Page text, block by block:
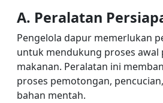
A. Peralatan
Pengelola dapur memerlukan
untuk mendukung proses awal
makanan. Peralatan ini
proses pemotongan,
bahan mentah.